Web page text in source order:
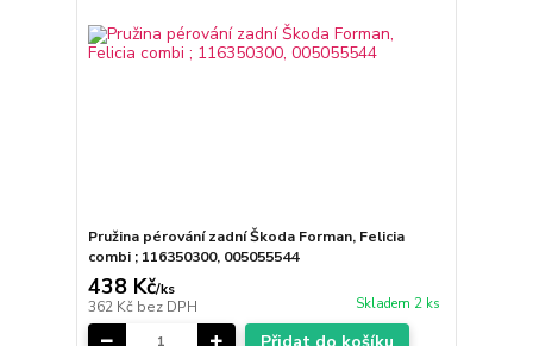
Pružina pérování zadní Škoda Forman, Felicia
combi ; 116350300, 005055544
438 Kč/ks
362 Kč bez DPH Skladem 2 ks